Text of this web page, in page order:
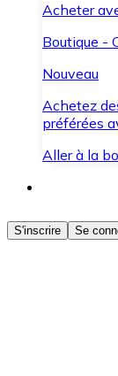
Acheter
Boutique -
Nouveau
Achetez
préférées
Aller à la
Acheter
Achetez
S'inscrire Se